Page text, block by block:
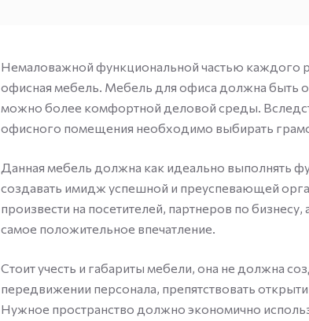
Немаловажной функциональной частью каждого
офисная мебель. Мебель для офиса должна быть
можно более комфортной деловой среды.
офисного помещения необходимо выбирать
Данная мебель должна как идеально выполнять
создавать имидж успешной и преуспевающей
произвести на посетителей, партнеров по
самое положительное впечатление.
Стоит учесть и габариты мебели, она не должна
передвижении персонала, препятствовать
Нужное пространство должно экономично